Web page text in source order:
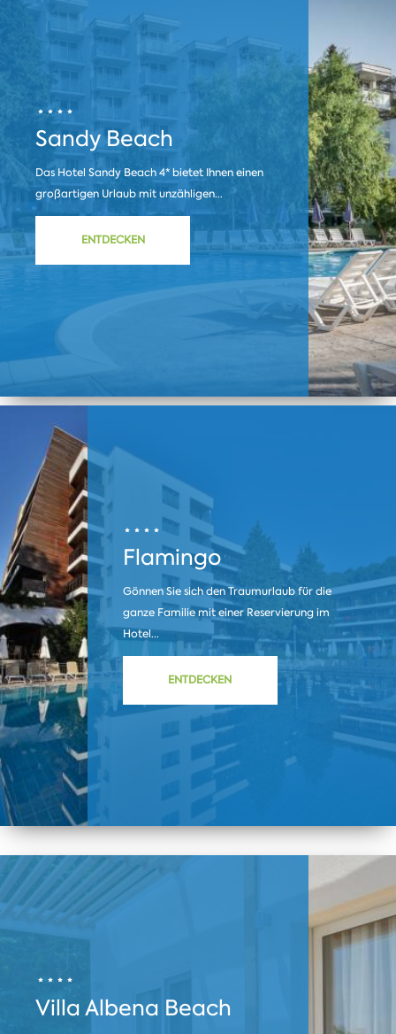
Sandy Beach
Das Hotel Sandy Beach 4* bietet Ihnen einen
großartigen Urlaub mit unzähligen...
ENTDECKEN
Flamingo
Gönnen Sie sich den Traumurlaub für die
ganze Familie mit einer Reservierung im
Hotel...
ENTDECKEN
Villa Albena Beach